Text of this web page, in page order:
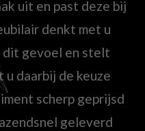
uit en past deze bij
denkt met u
dit gevoel en stelt
u daarbij de keuze
scherp geprijsd
geleverd